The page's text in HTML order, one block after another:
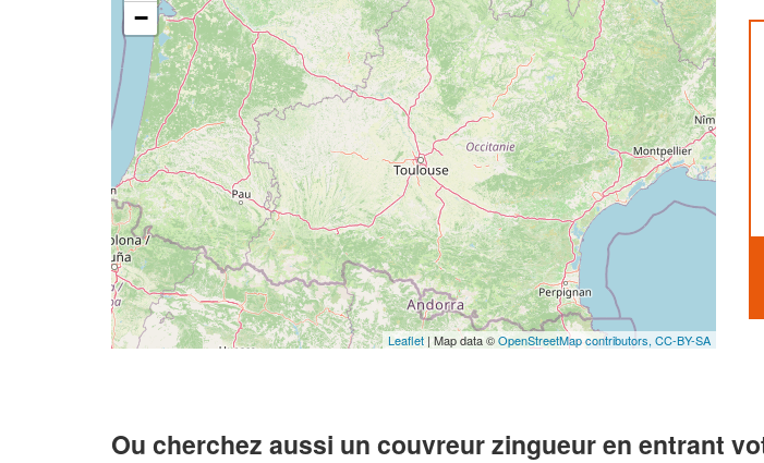
−
Leaflet | Map data ©OpenStreetMap contributors, CC-BY-SA
Ou cherchez aussi un couvreur zingueur en entrant